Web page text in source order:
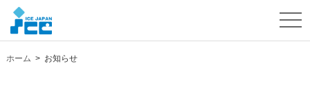
ホーム > お知らせ